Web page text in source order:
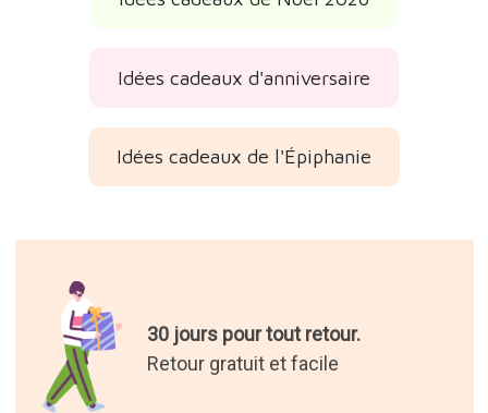
Idées cadeaux d'anniversaire
Idées cadeaux de l'Épiphanie
30 jours pour tout retour.
Retour gratuit et facile